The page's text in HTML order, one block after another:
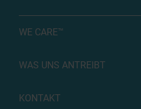
WE CARE™
WAS UNS ANTREIBT
KONTAKT